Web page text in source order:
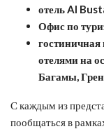
отель Al
Офис по
отелями на
Багамы,
С каждым из
пообщаться в